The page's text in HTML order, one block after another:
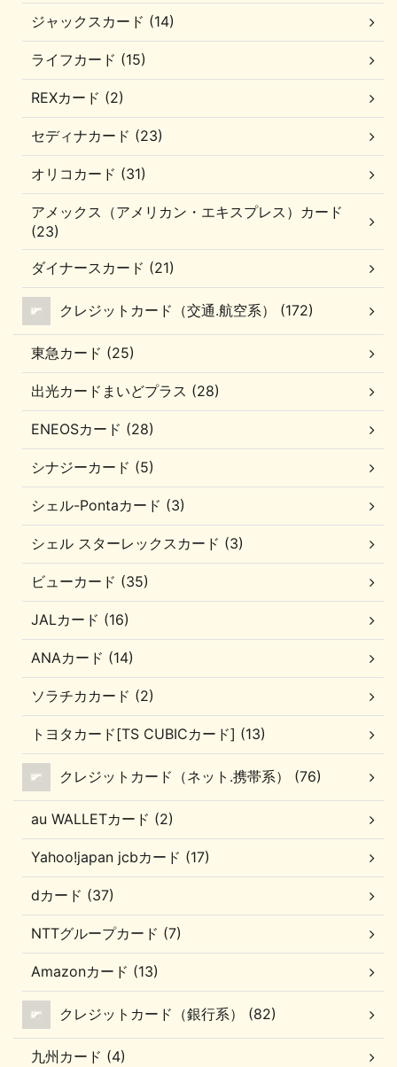
ジャックスカード (14)
ライフカード (15)
REXカード (2)
セディナカード (23)
オリコカード (31)
アメックス（アメリカン・エキスプレス）カード
(23)
ダイナースカード (21)
クレジットカード（交通.航空系） (172)
東急カード (25)
出光カードまいどプラス (28)
ENEOSカード (28)
シナジーカード (5)
シェル-Pontaカード (3)
シェル スターレックスカード (3)
ビューカード (35)
JALカード (16)
ANAカード (14)
ソラチカカード (2)
トヨタカード[TS CUBICカード] (13)
クレジットカード（ネット.携帯系） (76)
au WALLETカード (2)
Yahoo!japan jcbカード (17)
dカード (37)
NTTグループカード (7)
Amazonカード (13)
クレジットカード（銀行系） (82)
九州カード (4)